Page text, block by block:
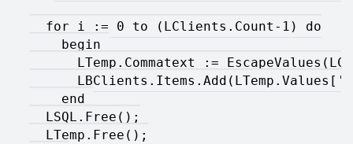
for i := 0 to (LClients.Count-1) do
begin
LTemp.Commatext :=
end
LSQL.Free();
LTemp.Free();